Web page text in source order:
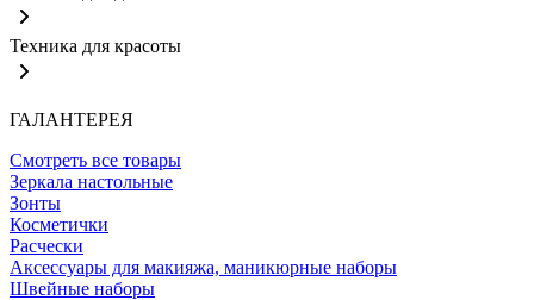
Техника для красоты
ГАЛАНТЕРЕЯ
Смотреть все товары
Зеркала настольные
Зонты
Косметички
Расчески
Аксессуары для макияжа, маникюрные наборы
Швейные наборы